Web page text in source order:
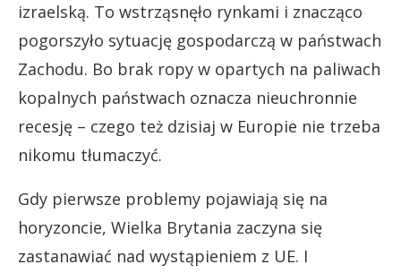
izraelską. To wstrząsnęło rynkami i znacząco
pogorszyło sytuację gospodarczą w państwach
Zachodu. Bo brak ropy w opartych na paliwach
kopalnych państwach oznacza nieuchronnie
recesję – czego też dzisiaj w Europie nie trzeba
nikomu tłumaczyć.
Gdy pierwsze problemy pojawiają się na
horyzoncie, Wielka Brytania zaczyna się
zastanawiać nad wystąpieniem z UE. I